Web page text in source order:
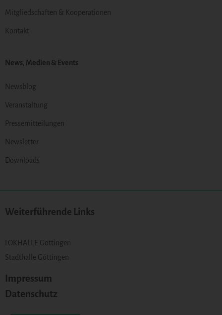
Mitgliedschaften & Kooperationen
Kontakt
News, Medien & Events
Newsblog
Veranstaltung
Pressemitteilungen
Newsletter
Downloads
Weiterführende Links
LOKHALLE Göttingen
Stadthalle Göttingen
Impressum
Datenschutz